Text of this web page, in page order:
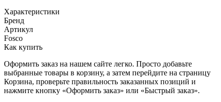
Характеристики
Бренд
Артикул
Fosco
Как купить
Оформить заказ на нашем сайте легко. Просто добавьте
выбранные товары в корзину, а затем перейдите на страницу
Корзина, проверьте правильность заказанных позиций и
нажмите кнопку «Оформить заказ» или «Быстрый заказ».